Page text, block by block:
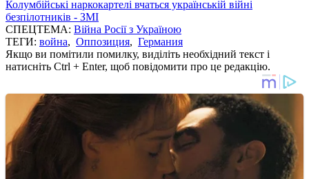
Колумбійські наркокартелі вчаться українській війні
безпілотників - ЗМІ
СПЕЦТЕМА: Війна Росії з Україною
ТЕГИ: война, Оппозиция, Германия
Якщо ви помітили помилку, виділіть необхідний текст і
натисніть Ctrl + Enter, щоб повідомити про це редакцію.